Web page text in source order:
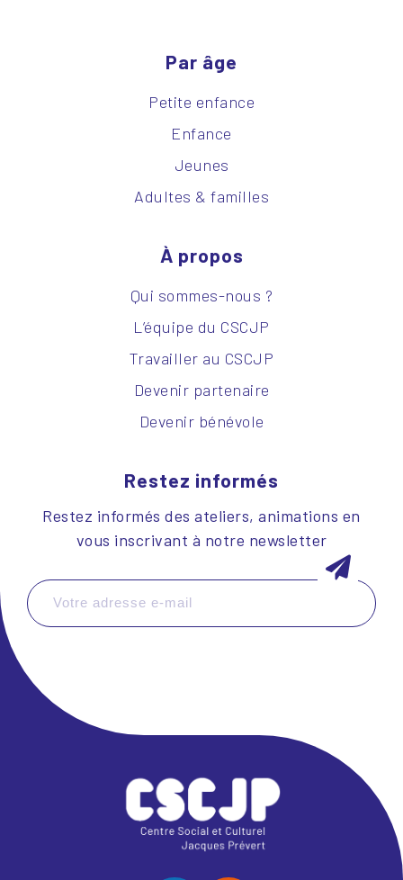
Par âge
Petite enfance
Enfance
Jeunes
Adultes & familles
À propos
Qui sommes-nous ?
L’équipe du CSCJP
Travailler au CSCJP
Devenir partenaire
Devenir bénévole
Restez informés
Restez informés des ateliers, animations en
vous inscrivant à notre newsletter